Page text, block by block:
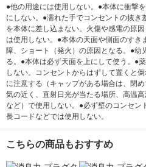
●他の用途には使用しない。●本体に衝撃
にしない。●濡れた手でコンセントの抜
を本体に差し込まない。火傷や感電の原
は使用しない。●本体の天面や側面のすき
障、ショート（発火）の原因となる。●幼
る。●本体は必ず天面を上にして使う。●
しない。コンセントからはずして置くと
に注意する（キャップがある場合は、閉
気の近く、直射日光が当たる場所、高温
など）で使用しない。●必ず壁のコンセン
長コードなどでは使用しない。
こちらの商品もおすすめ